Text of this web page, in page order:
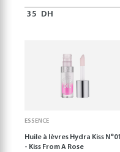
35 DH
ESSENCE
Huile à lèvres Hydra Kiss N°01
- Kiss From A Rose